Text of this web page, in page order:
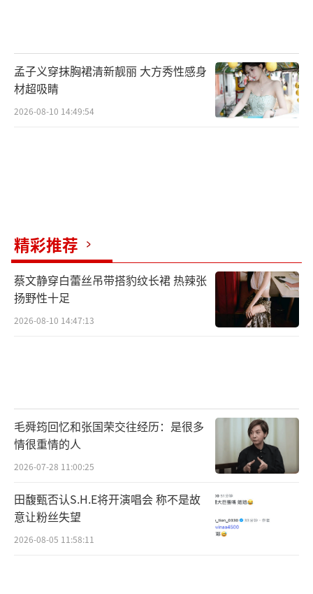
孟子义穿抹胸裙清新靓丽 大方秀性感身
材超吸睛
2026-08-10 14:49:54
精彩推荐
蔡文静穿白蕾丝吊带搭豹纹长裙 热辣张
扬野性十足
2026-08-10 14:47:13
毛舜筠回忆和张国荣交往经历：是很多
情很重情的人
2026-07-28 11:00:25
田馥甄否认S.H.E将开演唱会 称不是故
意让粉丝失望
2026-08-05 11:58:11